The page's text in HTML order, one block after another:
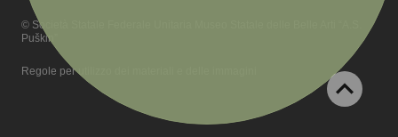
© Società Statale Federale Unitaria Museo Statale delle Belle Arti “A.S.
Puškin”
Regole per utilizzo dei materiali e delle immagini